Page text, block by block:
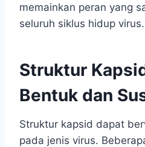
memainkan peran yang
seluruh siklus hidup virus.
Struktur
Bentuk dan
Struktur kapsid dapat
pada jenis virus.